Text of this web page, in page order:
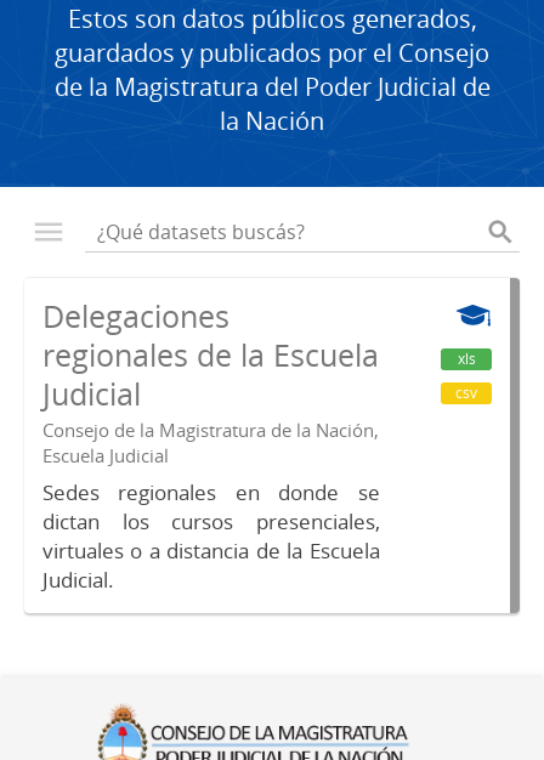
Estos son datos públicos generados,
guardados y publicados por el Consejo
de la Magistratura del Poder Judicial de
la Nación
Delegaciones
regionales de la Escuela
Judicial
Consejo de la Magistratura de la Nación,
Escuela Judicial
Sedes regionales en donde se
dictan los cursos presenciales,
virtuales o a distancia de la Escuela
Judicial.
xls
csv